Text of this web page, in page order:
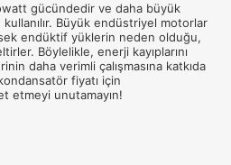
gücündedir ve daha büyük
Büyük endüstriyel motorlar
endüktif yüklerin neden olduğu,
Böylelikle, enerji kayıplarını
daha verimli çalışmasına katkıda
fiyatı için
etmeyi unutamayın!